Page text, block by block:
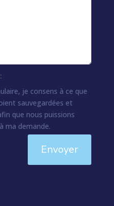
je consens à ce que
sauvegardées et
que nous puissions
ma demande.
Envoyer